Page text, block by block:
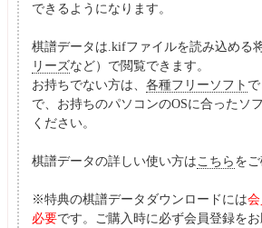
できるようになります。
棋譜データは.kifファイルを読み込める
リーズなど）で閲覧できます。
お持ちでない方は、各種フリーソフト
で、お持ちのパソコンのOSに合ったソ
ください。
棋譜データの詳しい使い方はこちらをご
※特典の棋譜データダウンロードには
必要です。ご購入時に必ず会員登録をお